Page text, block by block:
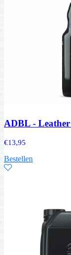
ADBL -
€13,95
Bestellen